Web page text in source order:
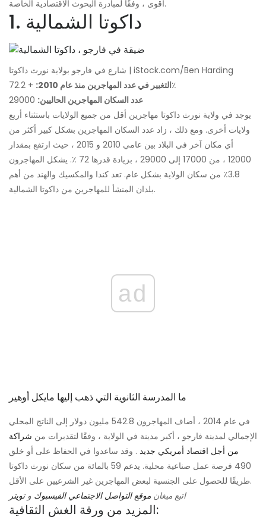
أقوى ، وفقًا لمبادرة البحوث الاقتصادية الخاصة.
1. داكوتا الشمالية
شارع في فارجو بولاية نورث داكوتا | iStock.com/Ben Harding
التغيير في عدد المهاجرين منذ عام 2010:+ 72.2٪
عدد السكان المهاجرين الحاليين:
يوجد في ولاية نورث داكوتا مهاجرين أقل من جميع الولايات باستثناء أربع
ولايات أخرى. ومع ذلك ، زاد عدد السكان المهاجرين بشكل كبير أكثر من
أي مكان آخر في البلاد بين عامي 2010 و 2015 ، حيث ارتفع بمقدار
12000 ، من 17000 إلى 29000 ، بزيادة قدرها 72 ٪. يشكل المهاجرون
3.8٪ من سكان الولاية بشكل عام. تعد كندا والمكسيك والهند من أهم
بلدان المنشأ للمهاجرين من داكوتا الشمالية.
ad
ما المدرسة الثانوية التي ذهب إليها مايكل أوهير
في عام 2014 ، أضاف المهاجرون 542.8 مليون دولار إلى الناتج المحلي
الإجمالي لمدينة فارجو ، أكبر مدينة في الولاية ، وفقًا لتقديرات من شراكة
من أجل اقتصاد أمريكي جديد . وقد ساعدوا في الحفاظ على أو خلق
490 فرصة عمل صناعية محلية. يدعم 59 بالمائة من سكان نورث داكوتا
طريقًا للحصول على الجنسية لبعض المهاجرين غير الشرعيين على الأقل.
اتبع ميغان موقع التواصل الاجتماعي الفيسبوك وتويتر
المزيد من ورقة الغش الثقافية: